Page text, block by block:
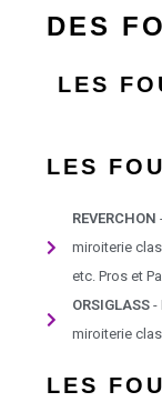
DES
LES
LES
REVERCHON
miroiterie
etc. Pros et
ORSIGLASS-
miroiterie
LES